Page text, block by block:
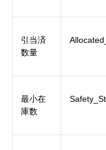
引当済
数量
最小在
庫数